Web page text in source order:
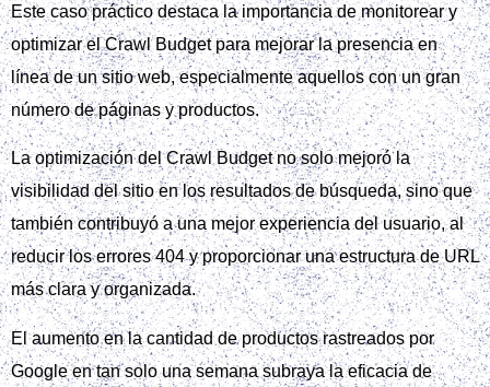
Este caso práctico destaca la importancia de monitorear y
optimizar el Crawl Budget para mejorar la presencia en
línea de un sitio web, especialmente aquellos con un gran
número de páginas y productos.
La optimización del Crawl Budget no solo mejoró la
visibilidad del sitio en los resultados de búsqueda, sino que
también contribuyó a una mejor experiencia del usuario, al
reducir los errores 404 y proporcionar una estructura de URL
más clara y organizada.
El aumento en la cantidad de productos rastreados por
Google en tan solo una semana subraya la eficacia de